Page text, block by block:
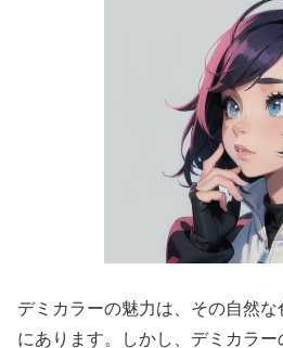
デミカラーの魅力は、その自然
にあります。しかし、デミカラ